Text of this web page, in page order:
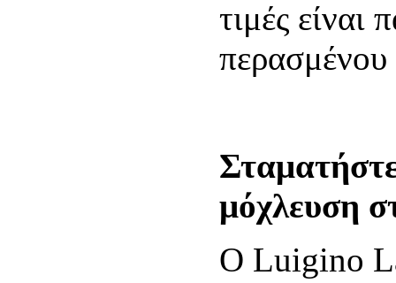
τιμές είναι
περασμένου
μόχλευση
Ο Luigino